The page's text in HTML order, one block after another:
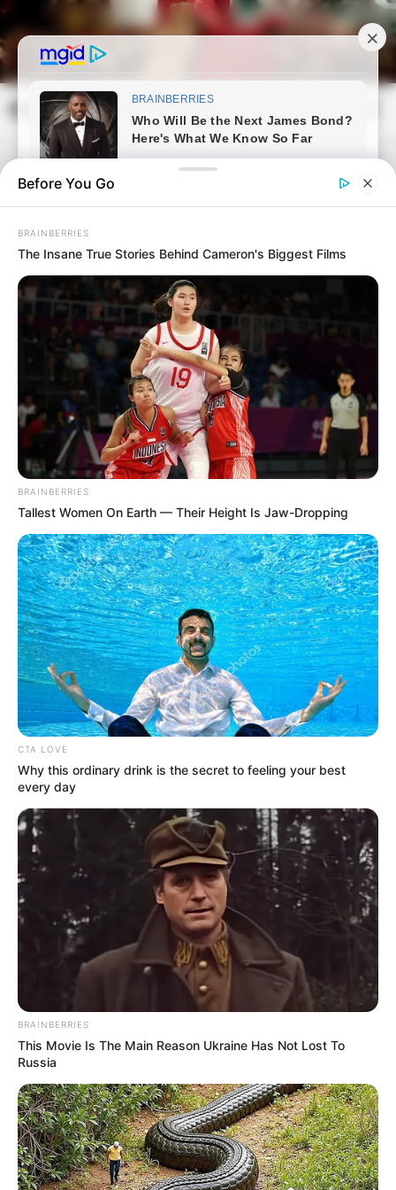
Skip
to
content
frissvilag.com
Open
Search
Posted
in
Friss hírek
Egy tiszás képviselő nem
szavazta meg miniszterelnöknek
Magyar Pétert, megvan, ki volt
bySzerző • May 11, 2026
Before You Go
BRAINBERRIES
The Insane True Stories Behind Cameron's Biggest Films
BRAINBERRIES
Tallest Women On Earth — Their Height Is Jaw-Dropping
CTA LOVE
Why this ordinary drink is the secret to feeling your best
every day
BRAINBERRIES
This Movie Is The Main Reason Ukraine Has Not Lost To
Russia